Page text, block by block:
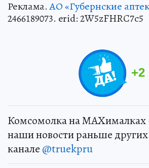
Реклама.АО «Губернские
2466189073. erid: 2W5zFHRC7c5
+2
Комсомолка на MAXималках
наши новости раньше других
канале @truekpru